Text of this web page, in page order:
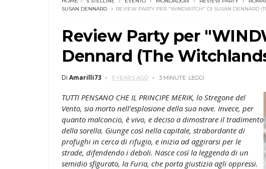
SUSAN DENNARD
REVIEW PARTY PER "WINDWITCH" DI SUSAN DENNARD
Review Party per
Dennard (The
Di Amarilli73 5 YEARS AGO 3 MINUTE LEGGI
TUTTI PENSANO CHE IL PRINCIPE MERIK, lo Stregone del
Vento, sia morto nell’esplosione della sua nave. Invece, per
quanto malconcio, è vivo, e deciso a dimostrare il tradimento
della sorella. Giunge così nella capitale, strabordante di
profughi in cerca di rifugio, e inizia ad aggirarsi per le
strade, difendendo i deboli. Nasce così la leggenda di un
semidio sfigurato, la Furia, che porta giustizia agli oppressi.